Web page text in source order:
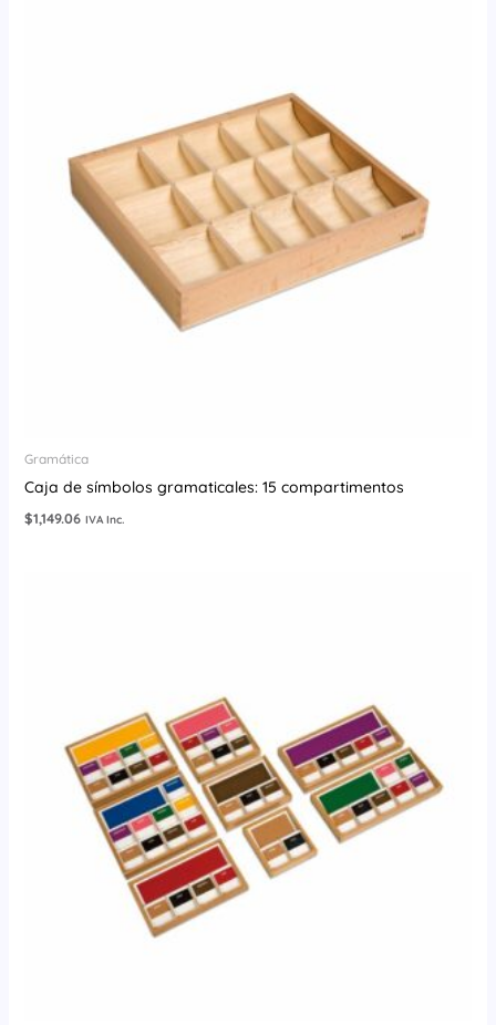
Gramática
Caja de símbolos gramaticales: 15 compartimentos
$1,149.06 IVA Inc.